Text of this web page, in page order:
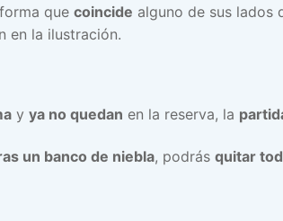
que coincide alguno de sus lados
en la ilustración.
y ya no quedan en la reserva, la
un banco de niebla, podrás quitar